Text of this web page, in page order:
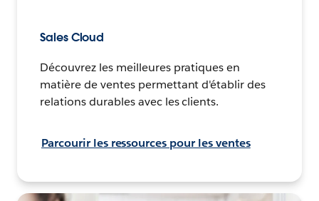
Sales Cloud
Découvrez les meilleures pratiques en
matière de ventes permettant d'établir des
relations durables avec les clients.
Parcourir les ressources pour les ventes